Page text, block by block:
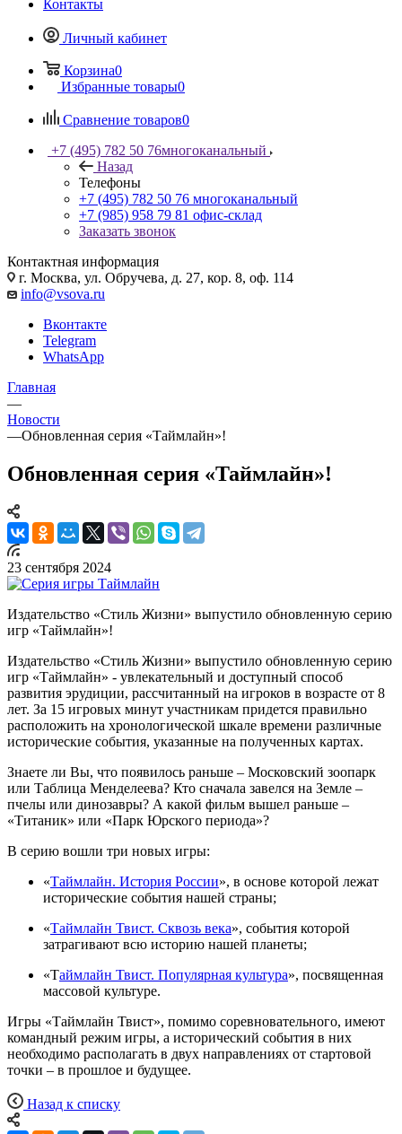
Контакты
Личный кабинет
Корзина0
Избранные товары0
Сравнение товаров0
+7 (495) 782 50 76многоканальный
Назад
Телефоны
+7 (495) 782 50 76 многоканальный
+7 (985) 958 79 81 офис-склад
Заказать звонок
Контактная информация
г. Москва, ул. Обручева, д. 27, кор. 8, оф. 114
info@vsova.ru
Вконтакте
Telegram
WhatsApp
Главная
—
Новости
—Обновленная серия «Таймлайн»!
Обновленная серия «Таймлайн»!
23 сентября 2024
Издательство «Стиль Жизни» выпустило обновленную серию
игр «Таймлайн»!
Издательство «Стиль Жизни» выпустило обновленную серию
игр «Таймлайн» - увлекательный и доступный способ
развития эрудиции, рассчитанный на игроков в возрасте от 8
лет. За 15 игровых минут участникам придется правильно
расположить на хронологической шкале времени различные
исторические события, указанные на полученных картах.
Знаете ли Вы, что появилось раньше – Московский зоопарк
или Таблица Менделеева? Кто сначала завелся на Земле –
пчелы или динозавры? А какой фильм вышел раньше –
«Титаник» или «Парк Юрского периода»?
В серию вошли три новых игры:
«Таймлайн. История России», в основе которой лежат
исторические события нашей страны;
«Таймлайн Твист. Сквозь века», события которой
затрагивают всю историю нашей планеты;
«Таймлайн Твист. Популярная культура», посвященная
массовой культуре.
Игры «Таймлайн Твист», помимо соревновательного, имеют
командный режим игры, а исторический события в них
необходимо располагать в двух направлениях от стартовой
точки – в прошлое и будущее.
Назад к списку